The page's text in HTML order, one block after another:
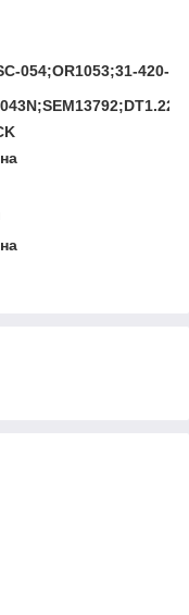
054;OR1053;31-420-